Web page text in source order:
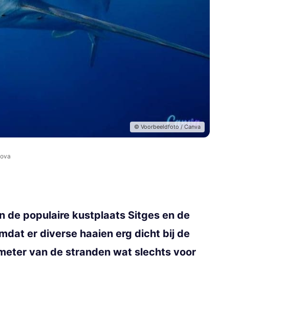
© Voorbeeldfoto / Canva
de populaire kustplaats Sitges en de
er diverse haaien erg dicht bij de
van de stranden wat slechts voor